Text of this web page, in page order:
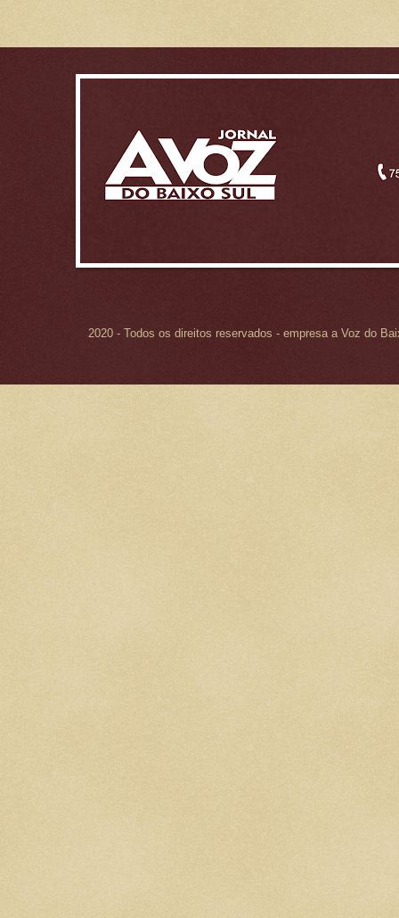
2020 - Todos os direitos reservados - empresa a Voz do